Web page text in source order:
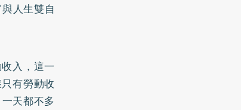
人生雙自
入，這一
有勞動收
天都不多